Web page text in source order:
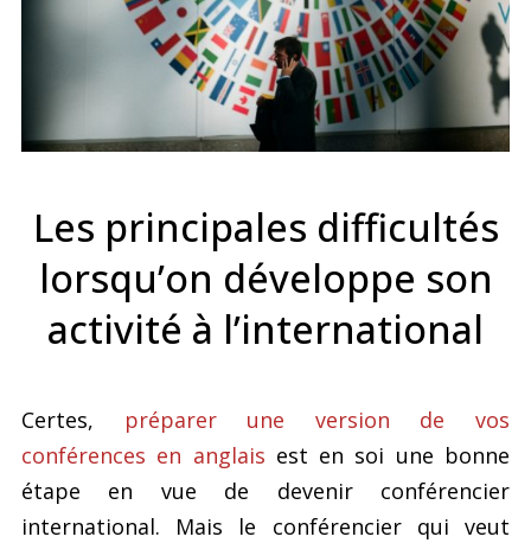
Les principales difficultés
lorsqu’on développe son
activité à l’international
Certes, préparer une version de vos
conférences en anglais est en soi une bonne
étape en vue de devenir conférencier
international. Mais le conférencier qui veut